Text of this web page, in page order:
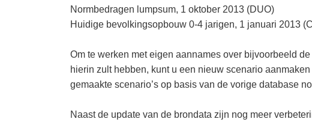
Normbedragen lumpsum, 1 oktober 2013 (DUO)
Huidige bevolkingsopbouw 0-4 jarigen, 1 januari 2013
Om te werken met eigen aannames over bijvoorbeeld
hierin zult hebben, kunt u een nieuw scenario
gemaakte scenario’s op basis van de vorige database
Naast de update van de brondata zijn nog meer